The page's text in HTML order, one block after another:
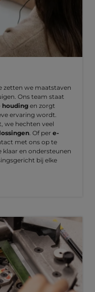
zetten we maatstaven
Ons team staat
houding en zorgt
ervaring wordt.
we hechten veel
. Of per e-
met ons op te
klaar en ondersteunen
bij elke